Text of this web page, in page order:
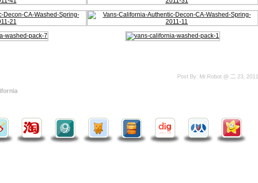
Post By: Mr.Robot @ 二 23, 2011